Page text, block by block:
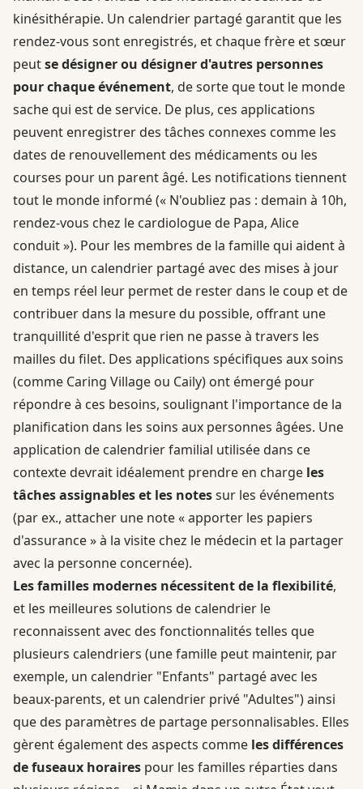
kinésithérapie. Un calendrier partagé garantit que les
rendez-vous sont enregistrés, et chaque frère et sœur
peutse désigner ou désigner d'autres personnes
pour chaque événement, de sorte que tout le monde
sache qui est de service. De plus, ces applications
peuvent enregistrer des tâches connexes comme les
dates de renouvellement des médicaments ou les
courses pour un parent âgé. Les notifications tiennent
tout le monde informé (« N'oubliez pas : demain à 10h,
rendez-vous chez le cardiologue de Papa, Alice
conduit »). Pour les membres de la famille qui aident à
distance, un calendrier partagé avec des mises à jour
en temps réel leur permet de rester dans le coup et de
contribuer dans la mesure du possible, offrant une
tranquillité d'esprit que rien ne passe à travers les
mailles du filet. Des applications spécifiques aux soins
(comme Caring Village ou Caily) ont émergé pour
répondre à ces besoins, soulignant l'importance de la
planification dans les soins aux personnes âgées. Une
application de calendrier familial utilisée dans ce
contexte devrait idéalement prendre en charge les
tâches assignables et les notessur les événements
(par ex., attacher une note « apporter les papiers
d'assurance » à la visite chez le médecin et la partager
avec la personne concernée).
Les familles modernes nécessitent de la flexibilité,
et les meilleures solutions de calendrier le
reconnaissent avec des fonctionnalités telles que
plusieurs calendriers (une famille peut maintenir, par
exemple, un calendrier "Enfants" partagé avec les
beaux-parents, et un calendrier privé "Adultes") ainsi
que des paramètres de partage personnalisables. Elles
gèrent également des aspects comme les différences
de fuseaux horaires pour les familles réparties dans